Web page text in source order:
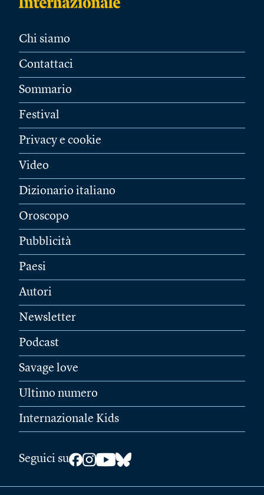
Chi siamo
Contattaci
Sommario
Festival
Privacy e cookie
Video
Dizionario italiano
Oroscopo
Pubblicità
Paesi
Autori
Newsletter
Podcast
Savage love
Ultimo numero
Internazionale Kids
Seguici su